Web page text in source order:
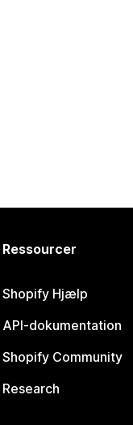
Ressourcer
Shopify Hjælp
API-dokumentation
Shopify Community
Research